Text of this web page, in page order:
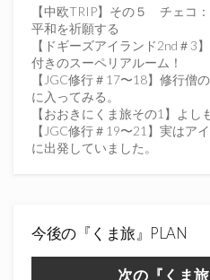
力
し
て
く
だ
さ
い
【中欧TRIP】その５ チェコ
平和を祈願する
【ドギーズアイランド2nd＃3
付きのスーペリアルーム！
【JGC修行＃17〜18】修行僧
に入ってみる。
【おおきにくま旅その1】よし
【JGC修行＃19〜21】実はア
に出発していました。
今後の『くま旅』PLAN
次の『くま